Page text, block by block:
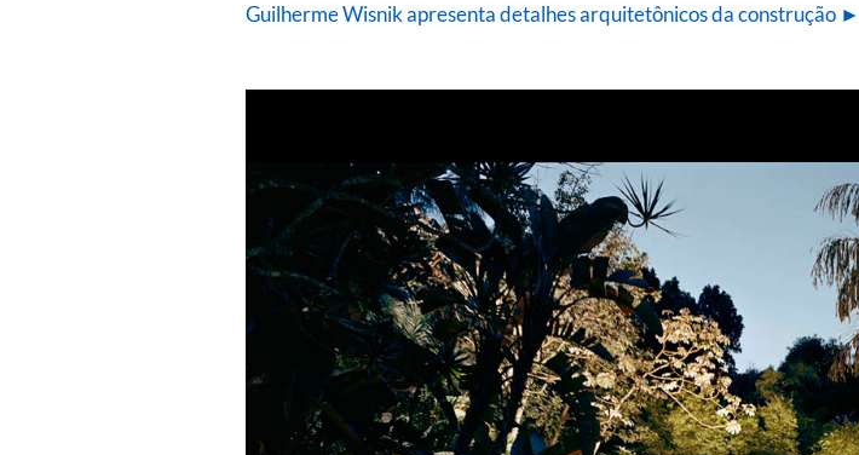
Guilherme Wisnik apresenta detalhes arquitetônicos da construção ►